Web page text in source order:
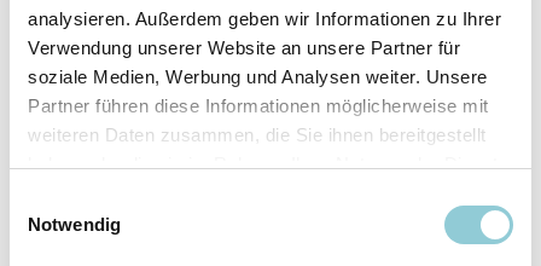
analysieren. Außerdem geben wir Informationen zu Ihrer
Verwendung unserer Website an unsere Partner für
soziale Medien, Werbung und Analysen weiter. Unsere
Partner führen diese Informationen möglicherweise mit
weiteren Daten zusammen, die Sie ihnen bereitgestellt
haben oder die sie im Rahmen Ihrer Nutzung der Dienste
Notwendig
Ausstattungslinie
N Line
Verfügbar ab
sofort
Fahrzeugkategorie
SUV/​Geländewagen/​
Pickup
110 kW (150 PS)